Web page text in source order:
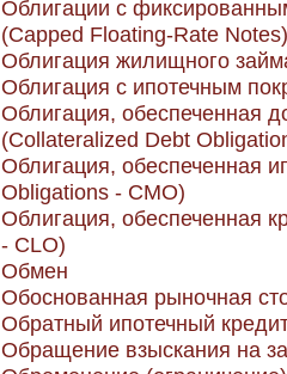
Облигации с
(Capped Floating-Rate Notes)
Облигация жилищного
Облигация с ипотечным
Облигация, обеспеченная
(Collateralized Debt
Облигация, обеспеченная
Obligations - CMO)
Облигация, обеспеченная
- CLO)
Обмен
Обоснованная рыночная
Обратный ипотечный
Обращение взыскания на